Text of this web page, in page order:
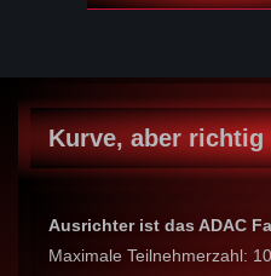
Kurve, aber richtig
Ausrichter ist das ADAC
Maximale Teilnehmerzahl: 10